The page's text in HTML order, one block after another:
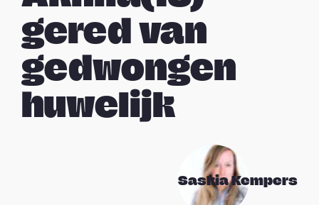
gered van
gedwongen
huwelijk
Saskia Kempers